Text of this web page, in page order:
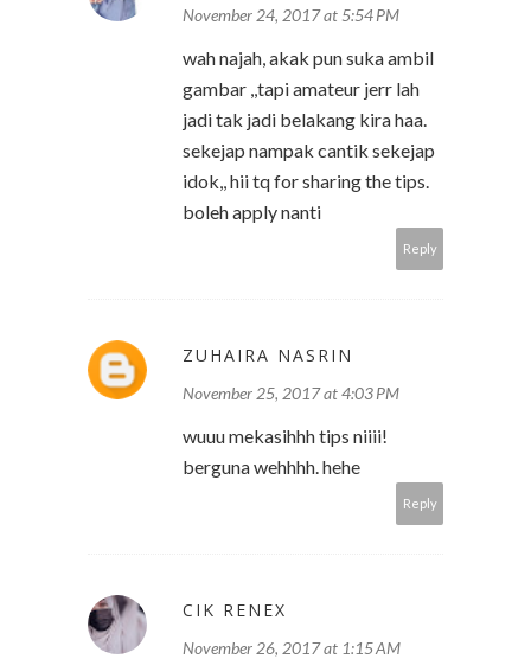
November 24, 2017 at 5:54 PM
wah najah, akak pun suka ambil
gambar ,,tapi amateur jerr lah
jadi tak jadi belakang kira haa.
sekejap nampak cantik sekejap
idok,, hii tq for sharing the tips.
boleh apply nanti
Reply
ZUHAIRA NASRIN
November 25, 2017 at 4:03 PM
wuuu mekasihhh tips niiii!
berguna wehhhh. hehe
Reply
CIK RENEX
November 26, 2017 at 1:15 AM